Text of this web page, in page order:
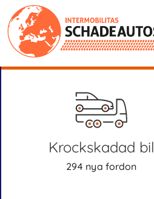
krockskadad bil
294 nya fordon